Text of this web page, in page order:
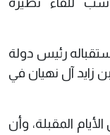
رئيس دولة
زايد آل نهيان في
المقبلة، وأن